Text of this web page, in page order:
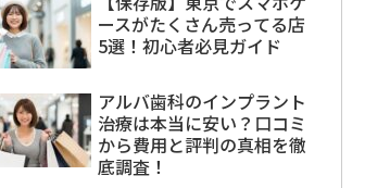
ースがたくさん売ってる店
5選！初心者必見ガイド
アルバ歯科のインプラント
治療は本当に安い？口コミ
から費用と評判の真相を徹
底調査！